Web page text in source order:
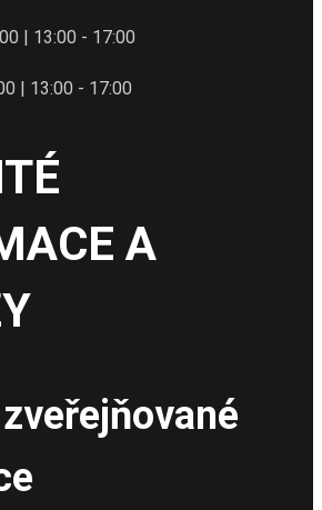
| 13:00 - 17:00
| 13:00 - 17:00
A